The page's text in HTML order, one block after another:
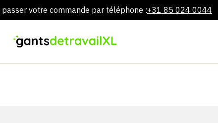
votre commande par téléphone :+31 85 024 0044